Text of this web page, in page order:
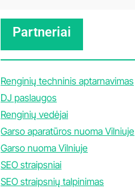
Partneriai
Renginių techninis aptarnavimas
DJ paslaugos
Renginių vedėjai
Garso aparatūros nuoma Vilniuje
Garso nuoma Vilniuje
SEO straipsniai
SEO straipsnių talpinimas